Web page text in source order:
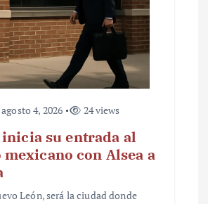
agosto 4, 2026 24 views
su entrada al
con Alsea a
León, será la ciudad donde